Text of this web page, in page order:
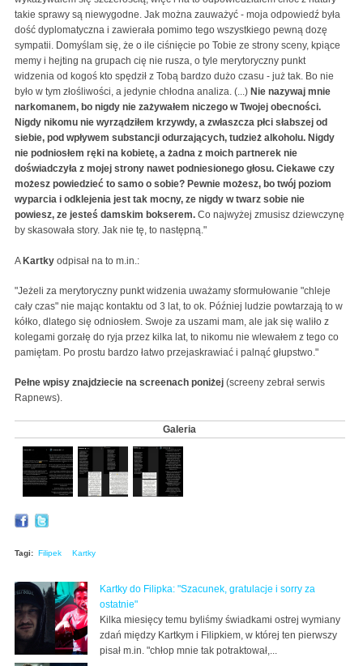
takie sprawy są niewygodne. Jak można zauważyć - moja odpowiedź była
dość dyplomatyczna i zawierała pomimo tego wszystkiego pewną dozę
sympatii. Domyślam się, że o ile ciśnięcie po Tobie ze strony sceny, kpiące
memy i hejting na grupach cię nie rusza, o tyle merytoryczny punkt
widzenia od kogoś kto spędził z Tobą bardzo dużo czasu - już tak. Bo nie
było w tym złośliwości, a jedynie chłodna analiza. (...) Nie nazywaj mnie
narkomanem, bo nigdy nie zażywałem niczego w Twojej obecności.
Nigdy nikomu nie wyrządziłem krzywdy, a zwłaszcza płci słabszej od
siebie, pod wpływem substancji odurzających, tudzież alkoholu. Nigdy
nie podniosłem ręki na kobietę, a żadna z moich partnerek nie
doświadczyła z mojej strony nawet podniesionego głosu. Ciekawe czy
możesz powiedzieć to samo o sobie? Pewnie możesz, bo twój poziom
wyparcia i odklejenia jest tak mocny, ze nigdy w twarz sobie nie
powiesz, ze jesteś damskim bokserem. Co najwyżej zmusisz dziewczynę
by skasowała story. Jak nie tę, to następną."
A Kartky odpisał na to m.in.:
"Jeżeli za merytoryczny punkt widzenia uważamy sformułowanie "chleje
cały czas" nie mając kontaktu od 3 lat, to ok. Później ludzie powtarzają to w
kółko, dlatego się odniosłem. Swoje za uszami mam, ale jak się waliło z
kolegami gorzałę do ryja przez kilka lat, to nikomu nie wlewałem z tego co
pamiętam. Po prostu bardzo łatwo przejaskrawiać i palnąć głupstwo."
Pełne wpisy znajdziecie na screenach poniżej (screeny zebrał serwis
Rapnews).
Galeria
Tagi: Filipek Kartky
Kartky do Filipka: "Szacunek, gratulacje i sorry za
ostatnie"
Kilka miesięcy temu byliśmy świadkami ostrej wymiany
zdań między Kartkym i Filipkiem, w której ten pierwszy
pisał m.in. "chłop mnie tak potraktował,...